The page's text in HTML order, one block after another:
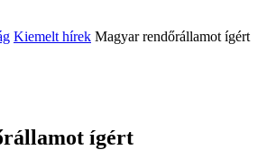
Kiemelt hírek Magyar rendőrállamot ígért
ígért